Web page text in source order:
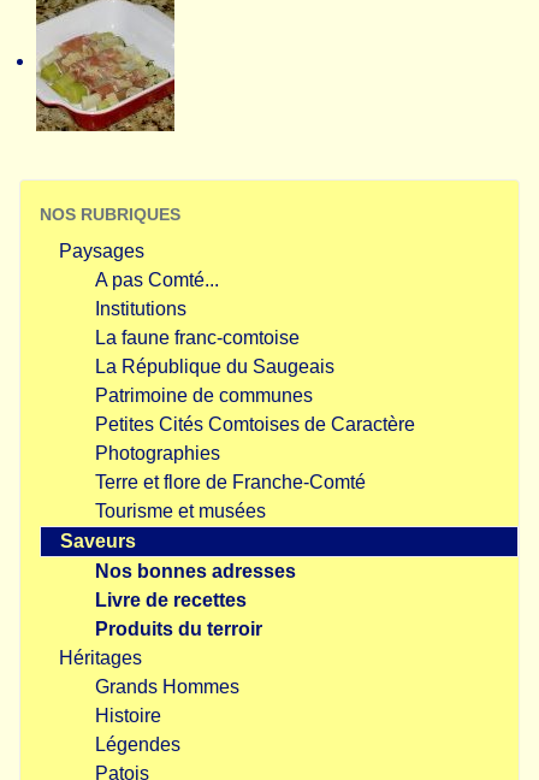
NOS RUBRIQUES
Paysages
A pas Comté...
Institutions
La faune franc-comtoise
La République du Saugeais
Patrimoine de communes
Petites Cités Comtoises de Caractère
Photographies
Terre et flore de Franche-Comté
Tourisme et musées
Saveurs
Nos bonnes adresses
Livre de recettes
Produits du terroir
Héritages
Grands Hommes
Histoire
Légendes
Patois